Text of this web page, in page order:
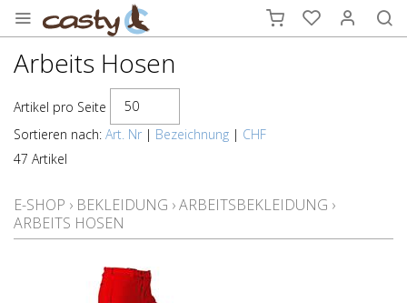
Arbeits Hosen
Artikel pro Seite
50
Sortieren nach: Art. Nr | Bezeichnung | CHF
47 Artikel
E-SHOP › BEKLEIDUNG ›ARBEITSBEKLEIDUNG ›
ARBEITS HOSEN